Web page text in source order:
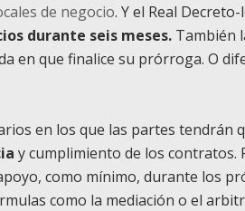
de negocio. Y el Real
durante seis meses. También
en que finalice su prórroga. O
en los que las partes tendrán
y cumplimiento de los
como mínimo, durante los
como la mediación o el